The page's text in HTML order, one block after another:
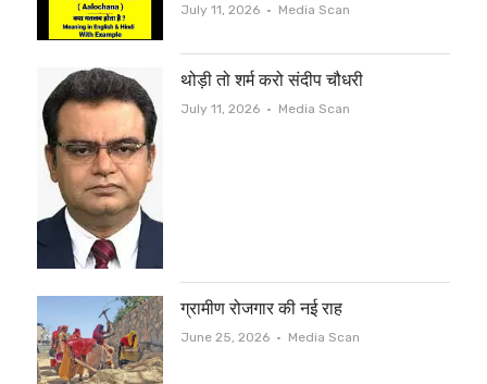
July 11, 2026 Author
Media Scan
थोड़ी तो शर्म करो संदीप चौधरी
July 11, 2026 Author
Media Scan
ग्रामीण रोजगार की नई राह
June 25, 2026 Author
Media Scan